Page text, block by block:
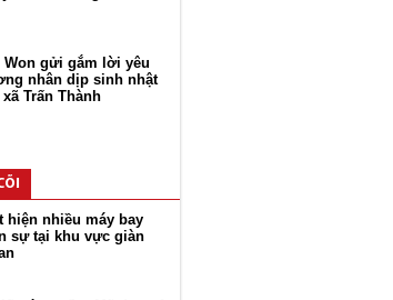
Won gửi gắm lời yêu
nhân dịp sinh nhật
Trấn Thành
hiện nhiều máy bay
sự tại khu vực giàn